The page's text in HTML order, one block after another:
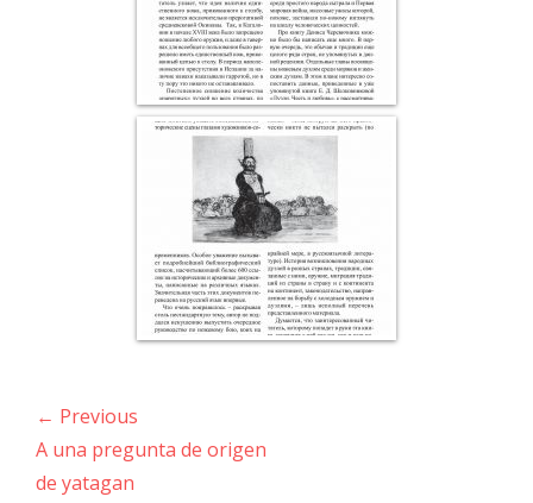
Navegación
de
entradas
← Previous
Previous
post:
A una pregunta de origen
de yatagan